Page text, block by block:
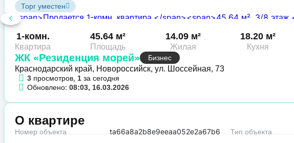
Торг уместен
1-комн.
Квартира
45.64 м²
Площадь
14.09 м²
Жилая
18.20 м²
Кухня
ЖК «Резиденция морей»
Бизнес
Краснодарский край, Новороссийск, ул. Шоссейная, 73
3 просмотров, 1 за сегодня
Обновлено: 08:03, 16.03.2026
О квартире
Номер объекта ta66a8a2b8e9eeaa052e2a67b6 Тип объекта